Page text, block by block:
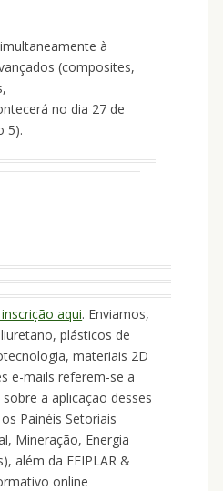
à
(composites,
no dia 27 de
5).
aqui. Enviamos,
plásticos de
materiais 2D
e-mails referem-se a
a aplicação desses
Painéis Setoriais
Mineração, Energia
além da FEIPLAR &
online